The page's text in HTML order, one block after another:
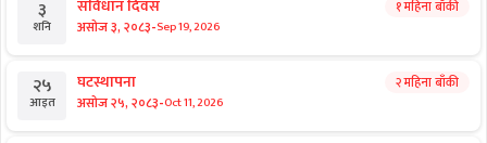
३
शनि
संविधान दिवस
असोज ३, २०८३-Sep 19, 2026
१ महिना बाँकी
२५
आइत
घटस्थापना
असोज २५, २०८३-Oct 11, 2026
२ महिना बाँकी